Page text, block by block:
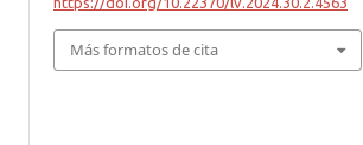
Más formatos de cita